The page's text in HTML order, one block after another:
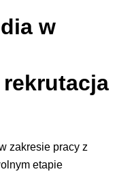
w
zakresie pracy z
etapie